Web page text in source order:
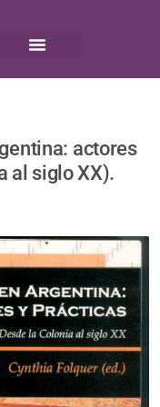
actores
al siglo XX).